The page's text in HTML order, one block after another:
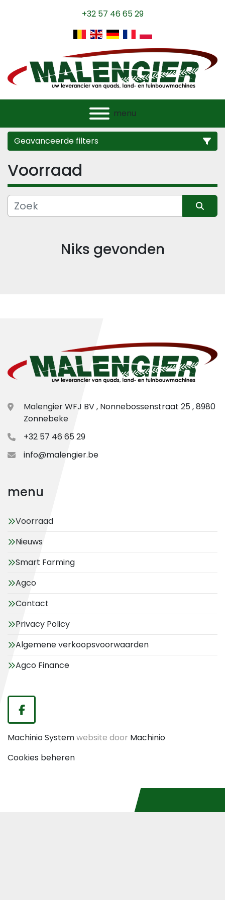
+32 57 46 65 29
menu
Geavanceerde filters
Categorie
Fabrikant
Voorraad
Niks gevonden
Malengier WFJ BV , Nonnebossenstraat 25 , 8980
Zonnebeke
+32 57 46 65 29
info@malengier.be
menu
Voorraad
Nieuws
Smart Farming
Agco
Contact
Privacy Policy
Algemene verkoopsvoorwaarden
Agco Finance
facebook
Machinio Systemwebsite door Machinio
Cookies beheren